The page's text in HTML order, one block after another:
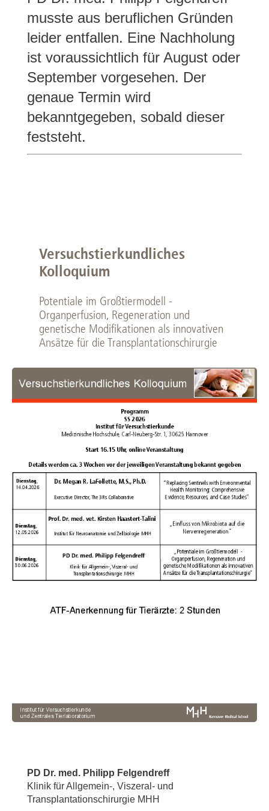
musste aus beruflichen Gründen
leider entfallen. Eine Nachholung
ist voraussichtlich für August oder
September vorgesehen. Der
genaue Termin wird
bekanntgegeben, sobald dieser
feststeht.
Versuchstierkundliches
Kolloquium
Potentiale im Großtiermodell -
Organperfusion, Regeneration und
genetische Modifikationen als innovativen
Ansätze für die Transplantationschirurgie
PD Dr. med. Philipp Felgendreff
Klinik für Allgemein-, Viszeral- und
Transplantationschirurgie MHH